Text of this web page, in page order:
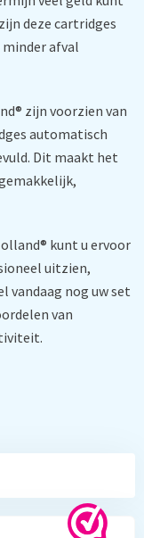
deze cartridges
afval
zijn voorzien van
automatisch
Dit maakt het
kunt u ervoor
uitzien,
vandaag nog uw set
van